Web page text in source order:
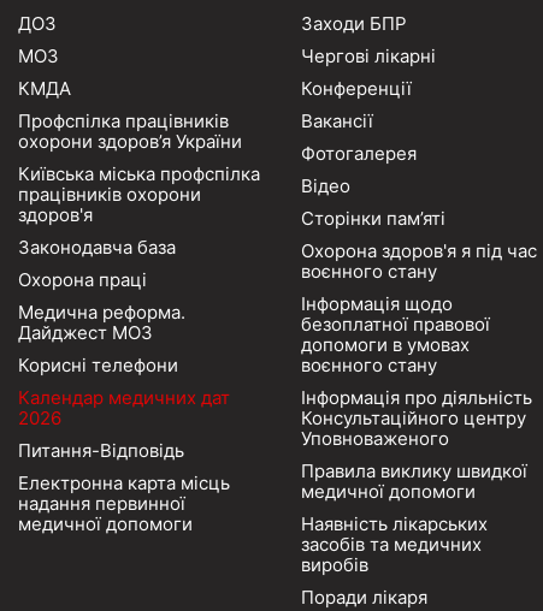
ДОЗ
МОЗ
КМДА
Профспілка працівників
охорони здоров’я України
Київська міська профспілка
працівників охорони
здоров'я
Законодавча база
Охорона праці
Медична реформа.
Дайджест МОЗ
Корисні телефони
Календар медичних дат
2026
Питання-Відповідь
Електронна карта місць
надання первинної
медичної допомоги
Заходи БПР
Чергові лікарні
Конференції
Вакансії
Фотогалерея
Відео
Сторінки пам’яті
Охорона здоров'я я під час
воєнного стану
Інформація щодо
безоплатної правової
допомоги в умовах
воєнного стану
Інформація про діяльність
Консультаційного центру
Уповноваженого
Правила виклику швидкої
медичної допомоги
Наявність лікарських
засобів та медичних
виробів
Поради лікаря